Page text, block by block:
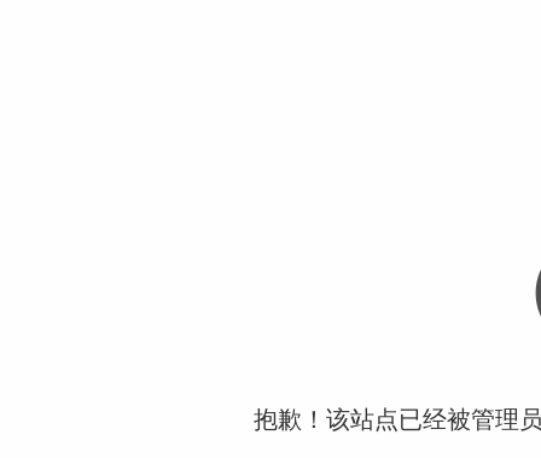
抱歉！该站点已经被管理